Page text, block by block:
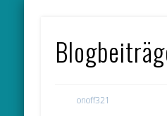
onoff321